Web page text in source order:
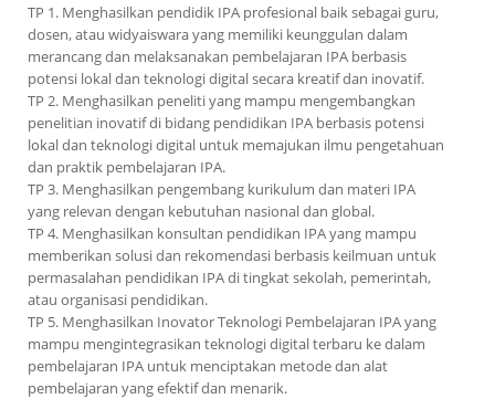
TP 1. Menghasilkan pendidik IPA profesional baik sebagai guru,
dosen, atau widyaiswara yang memiliki keunggulan dalam
merancang dan melaksanakan pembelajaran IPA berbasis
potensi lokal dan teknologi digital secara kreatif dan inovatif.
TP 2. Menghasilkan peneliti yang mampu mengembangkan
penelitian inovatif di bidang pendidikan IPA berbasis potensi
lokal dan teknologi digital untuk memajukan ilmu pengetahuan
dan praktik pembelajaran IPA.
TP 3. Menghasilkan pengembang kurikulum dan materi IPA
yang relevan dengan kebutuhan nasional dan global.
TP 4. Menghasilkan konsultan pendidikan IPA yang mampu
memberikan solusi dan rekomendasi berbasis keilmuan untuk
permasalahan pendidikan IPA di tingkat sekolah, pemerintah,
atau organisasi pendidikan.
TP 5. Menghasilkan Inovator Teknologi Pembelajaran IPA yang
mampu mengintegrasikan teknologi digital terbaru ke dalam
pembelajaran IPA untuk menciptakan metode dan alat
pembelajaran yang efektif dan menarik.